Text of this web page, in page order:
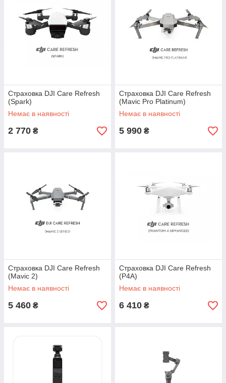
Страховка DJI Care Refresh
(Spark)
Немає в наявності
2 770 ₴
Страховка DJI Care Refresh
(Mavic Pro Platinum)
Немає в наявності
5 990 ₴
Страховка DJI Care Refresh
(Mavic 2)
Немає в наявності
5 460 ₴
Страховка DJI Care Refresh
(P4A)
Немає в наявності
6 410 ₴